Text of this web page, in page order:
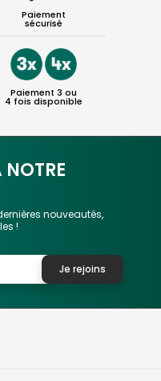
Paiement
sécurisé
Paiement 3 ou
4 fois disponible
nouveautés,
!
Je rejoins